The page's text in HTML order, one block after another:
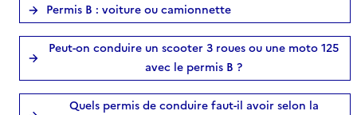
Permis B : voiture ou camionnette
Peut-on conduire un scooter 3 roues ou une moto 125
avec le permis B ?
Quels permis de conduire faut-il avoir selon la